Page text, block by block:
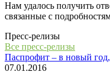
Нам удалось получить
связанные с
Пресс-релизы
Все пресс-релизы
Паспрофит – в новый
07.01.2016